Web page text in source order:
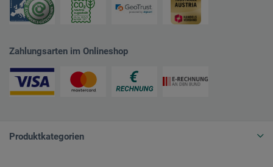
Zahlungsarten im Onlineshop
Produktkategorien